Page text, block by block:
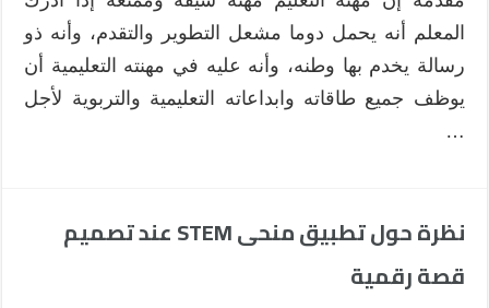
المعلم أنه يحمل دوما مشعل التطوير والتقدم، وأنه ذو
رسالة يخدم بها وطنه، وأنه عليه في مهنته التعليمية أن
يوظف جميع طاقاته وابداعاته التعليمية والتربوية لأجل
…
نظرة حول تطبيق منحى STEM عند تصميم
قصة رقمية